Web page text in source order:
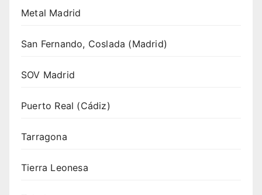
Metal Madrid
San Fernando, Coslada (Madrid)
SOV Madrid
Puerto Real (Cádiz)
Tarragona
Tierra Leonesa